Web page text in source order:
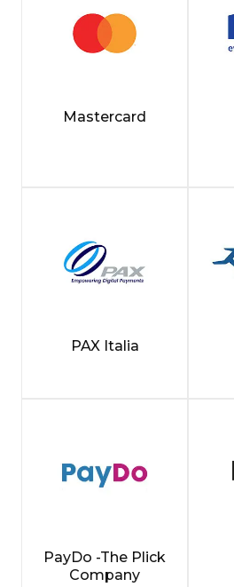
Mastercard
PAX Italia
PayDo -The Plick
Company